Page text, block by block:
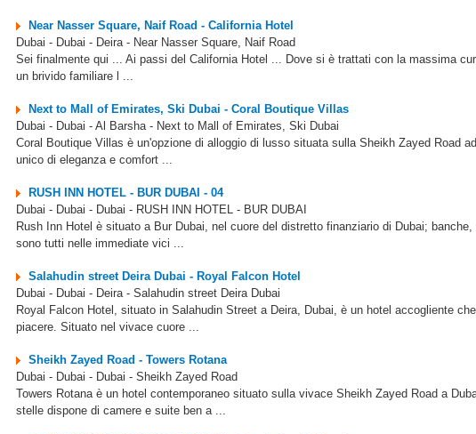
Near Nasser Square, Naif Road - California Hotel
Dubai - Dubai - Deira - Near Nasser Square, Naif Road
Sei finalmente qui ... Ai passi del California Hotel ... Dove si è trattati con la massima
un brivido familiare l ...
Next to Mall of Emirates, Ski Dubai - Coral Boutique Villas
Dubai - Dubai - Al Barsha - Next to Mall of Emirates, Ski Dubai
Coral Boutique Villas è un'opzione di alloggio di lusso situata sulla Sheikh Zayed Road
unico di eleganza e comfort ...
RUSH INN HOTEL - BUR DUBAI - 04
Dubai - Dubai - Dubai - RUSH INN HOTEL - BUR DUBAI
Rush Inn Hotel è situato a Bur Dubai, nel cuore del distretto finanziario di Dubai;
sono tutti nelle immediate vici ...
Salahudin street Deira Dubai - Royal Falcon Hotel
Dubai - Dubai - Deira - Salahudin street Deira Dubai
Royal Falcon Hotel, situato in Salahudin Street a Deira, Dubai, è un hotel accogliente
piacere. Situato nel vivace cuore ...
Sheikh Zayed Road - Towers Rotana
Dubai - Dubai - Dubai - Sheikh Zayed Road
Towers Rotana è un hotel contemporaneo situato sulla vivace Sheikh Zayed Road a
stelle dispone di camere e suite ben a ...